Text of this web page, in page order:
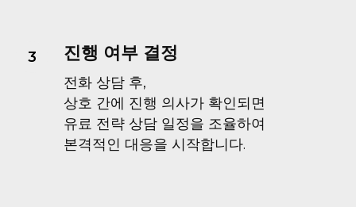
진행 여부 결정
전화 상담 후,
상호 간에 진행 의사가 확인되면
유료 전략 상담 일정을 조율하여
본격적인 대응을 시작합니다.